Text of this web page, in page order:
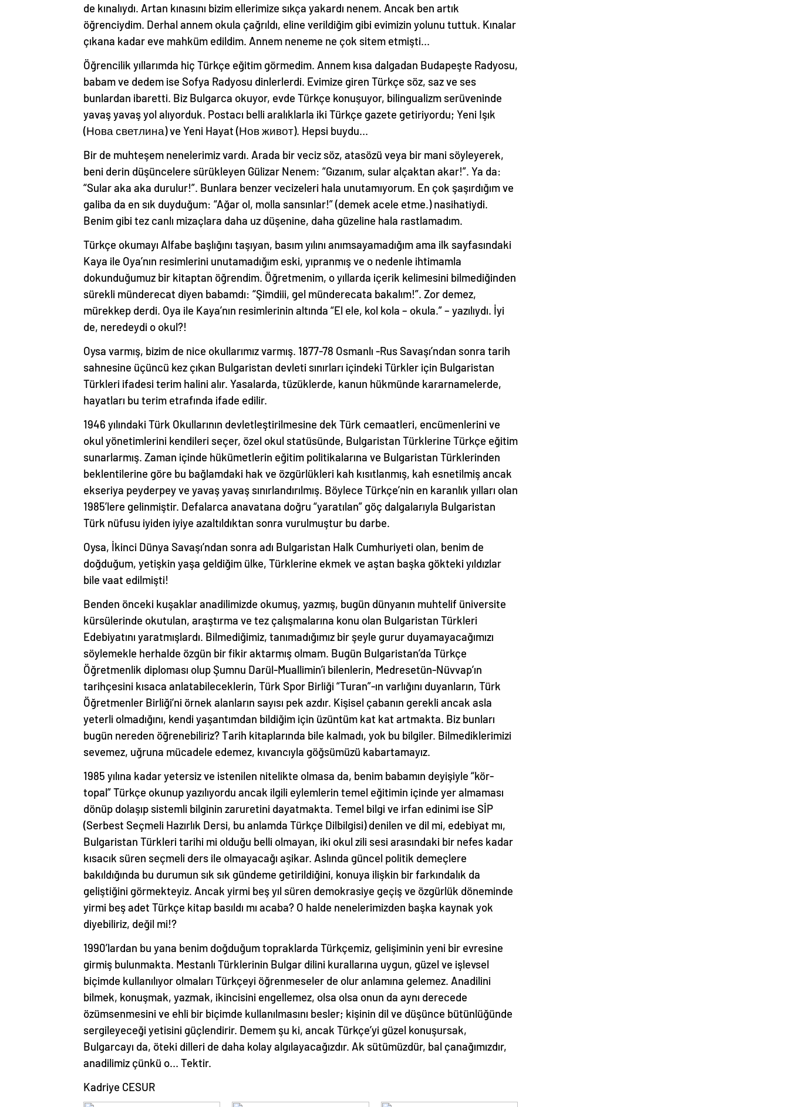
de kınalıydı. Artan kınasını bizim ellerimize sıkça yakardı nenem. Ancak ben artık
öğrenciydim. Derhal annem okula çağrıldı, eline verildiğim gibi evimizin yolunu tuttuk. Kınalar
çıkana kadar eve mahküm edildim. Annem neneme ne çok sitem etmişti…
Öğrencilik yıllarımda hiç Türkçe eğitim görmedim. Annem kısa dalgadan Budapeşte Radyosu,
babam ve dedem ise Sofya Radyosu dinlerlerdi. Evimize giren Türkçe söz, saz ve ses
bunlardan ibaretti. Biz Bulgarca okuyor, evde Türkçe konuşuyor, bilingualizm serüveninde
yavaş yavaş yol alıyorduk. Postacı belli aralıklarla iki Türkçe gazete getiriyordu; Yeni Işık
(Нова светлина) ve Yeni Hayat (Нов живот). Hepsi buydu…
Bir de muhteşem nenelerimiz vardı. Arada bir veciz söz, atasözü veya bir mani söyleyerek,
beni derin düşüncelere sürükleyen Gülizar Nenem: “Gızanım, sular alçaktan akar!”. Ya da:
“Sular aka aka durulur!”. Bunlara benzer vecizeleri hala unutamıyorum. En çok şaşırdığım ve
galiba da en sık duyduğum: “Ağar ol, molla sansınlar!” (demek acele etme.) nasihatiydi.
Benim gibi tez canlı mizaçlara daha uz düşenine, daha güzeline hala rastlamadım.
Türkçe okumayı Alfabe başlığını taşıyan, basım yılını anımsayamadığım ama ilk sayfasındaki
Kaya ile Oya’nın resimlerini unutamadığım eski, yıpranmış ve o nedenle ihtimamla
dokunduğumuz bir kitaptan öğrendim. Öğretmenim, o yıllarda içerik kelimesini bilmediğinden
sürekli münderecat diyen babamdı: “Şimdiii, gel münderecata bakalım!”. Zor demez,
mürekkep derdi. Oya ile Kaya’nın resimlerinin altında “El ele, kol kola – okula.” – yazılıydı. İyi
de, neredeydi o okul?!
Oysa varmış, bizim de nice okullarımız varmış. 1877-78 Osmanlı -Rus Savaşı’ndan sonra tarih
sahnesine üçüncü kez çıkan Bulgaristan devleti sınırları içindeki Türkler için Bulgaristan
Türkleri ifadesi terim halini alır. Yasalarda, tüzüklerde, kanun hükmünde kararnamelerde,
hayatları bu terim etrafında ifade edilir.
1946 yılındaki Türk Okullarının devletleştirilmesine dek Türk cemaatleri, encümenlerini ve
okul yönetimlerini kendileri seçer, özel okul statüsünde, Bulgaristan Türklerine Türkçe eğitim
sunarlarmış. Zaman içinde hükümetlerin eğitim politikalarına ve Bulgaristan Türklerinden
beklentilerine göre bu bağlamdaki hak ve özgürlükleri kah kısıtlanmış, kah esnetilmiş ancak
ekseriya peyderpey ve yavaş yavaş sınırlandırılmış. Böylece Türkçe’nin en karanlık yılları olan
1985’lere gelinmiştir. Defalarca anavatana doğru “yaratılan” göç dalgalarıyla Bulgaristan
Türk nüfusu iyiden iyiye azaltıldıktan sonra vurulmuştur bu darbe.
Oysa, İkinci Dünya Savaşı’ndan sonra adı Bulgaristan Halk Cumhuriyeti olan, benim de
doğduğum, yetişkin yaşa geldiğim ülke, Türklerine ekmek ve aştan başka gökteki yıldızlar
bile vaat edilmişti!
Benden önceki kuşaklar anadilimizde okumuş, yazmış, bugün dünyanın muhtelif üniversite
kürsülerinde okutulan, araştırma ve tez çalışmalarına konu olan Bulgaristan Türkleri
Edebiyatını yaratmışlardı. Bilmediğimiz, tanımadığımız bir şeyle gurur duyamayacağımızı
söylemekle herhalde özgün bir fikir aktarmış olmam. Bugün Bulgaristan’da Türkçe
Öğretmenlik diploması olup Şumnu Darül-Muallimin’i bilenlerin, Medresetün-Nüvvap’ın
tarihçesini kısaca anlatabileceklerin, Türk Spor Birliği “Turan”-ın varlığını duyanların, Türk
Öğretmenler Birliği’ni örnek alanların sayısı pek azdır. Kişisel çabanın gerekli ancak asla
yeterli olmadığını, kendi yaşantımdan bildiğim için üzüntüm kat kat artmakta. Biz bunları
bugün nereden öğrenebiliriz? Tarih kitaplarında bile kalmadı, yok bu bilgiler. Bilmediklerimizi
sevemez, uğruna mücadele edemez, kıvancıyla göğsümüzü kabartamayız.
1985 yılına kadar yetersiz ve istenilen nitelikte olmasa da, benim babamın deyişiyle “kör-
topal” Türkçe okunup yazılıyordu ancak ilgili eylemlerin temel eğitimin içinde yer almaması
dönüp dolaşıp sistemli bilginin zaruretini dayatmakta. Temel bilgi ve irfan edinimi ise SİP
(Serbest Seçmeli Hazırlık Dersi, bu anlamda Türkçe Dilbilgisi) denilen ve dil mi, edebiyat mı,
Bulgaristan Türkleri tarihi mi olduğu belli olmayan, iki okul zili sesi arasındaki bir nefes kadar
kısacık süren seçmeli ders ile olmayacağı aşikar. Aslında güncel politik demeçlere
bakıldığında bu durumun sık sık gündeme getirildiğini, konuya ilişkin bir farkındalık da
geliştiğini görmekteyiz. Ancak yirmi beş yıl süren demokrasiye geçiş ve özgürlük döneminde
yirmi beş adet Türkçe kitap basıldı mı acaba? O halde nenelerimizden başka kaynak yok
diyebiliriz, değil mi!?
1990’lardan bu yana benim doğduğum topraklarda Türkçemiz, gelişiminin yeni bir evresine
girmiş bulunmakta. Mestanlı Türklerinin Bulgar dilini kurallarına uygun, güzel ve işlevsel
biçimde kullanılıyor olmaları Türkçeyi öğrenmeseler de olur anlamına gelemez. Anadilini
bilmek, konuşmak, yazmak, ikincisini engellemez, olsa olsa onun da aynı derecede
özümsenmesini ve ehli bir biçimde kullanılmasını besler; kişinin dil ve düşünce bütünlüğünde
sergileyeceği yetisini güçlendirir. Demem şu ki, ancak Türkçe’yi güzel konuşursak,
Bulgarcayı da, öteki dilleri de daha kolay algılayacağızdır. Ak sütümüzdür, bal çanağımızdır,
anadilimiz çünkü o… Tektir.
Kadriye CESUR